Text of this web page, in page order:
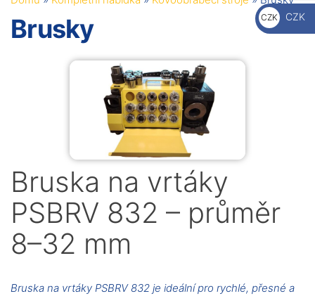
Brusky
Bruska na vrtáky
PSBRV 832 – průměr
8–32 mm
Bruska na vrtáky PSBRV 832 je ideální pro rychlé, přesné a
CZK
Kč
CZK